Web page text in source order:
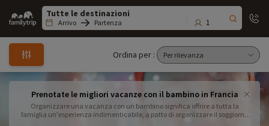
Family
trip
Arrivo Partenza 1
Ordina per :
Prenotate le migliori vacanze con il bambino in Francia
Organizzare una vacanza con un bambino significa offrire a tutta la
famiglia un'esperienza indimenticabile, a patto di organizzare il soggiorno